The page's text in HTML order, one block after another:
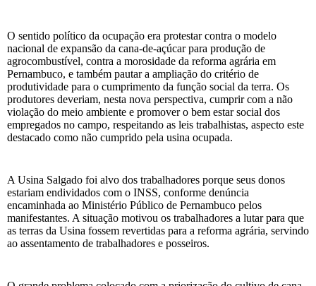
O sentido político da ocupação era protestar contra o modelo
nacional de expansão da cana-de-açúcar para produção de
agrocombustível, contra a morosidade da reforma agrária em
Pernambuco, e também pautar a ampliação do critério de
produtividade para o cumprimento da função social da terra. Os
produtores deveriam, nesta nova perspectiva, cumprir com a não
violação do meio ambiente e promover o bem estar social dos
empregados no campo, respeitando as leis trabalhistas, aspecto este
destacado como não cumprido pela usina ocupada.
A Usina Salgado foi alvo dos trabalhadores porque seus donos
estariam endividados com o INSS, conforme denúncia
encaminhada ao Ministério Público de Pernambuco pelos
manifestantes. A situação motivou os trabalhadores a lutar para que
as terras da Usina fossem revertidas para a reforma agrária, servindo
ao assentamento de trabalhadores e posseiros.